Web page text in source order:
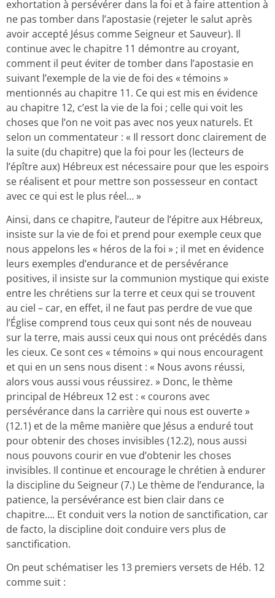
exhortation à persévérer dans la foi et à faire attention à
ne pas tomber dans l’apostasie (rejeter le salut après
avoir accepté Jésus comme Seigneur et Sauveur). Il
continue avec le chapitre 11 démontre au croyant,
comment il peut éviter de tomber dans l’apostasie en
suivant l’exemple de la vie de foi des « témoins »
mentionnés au chapitre 11. Ce qui est mis en évidence
au chapitre 12, c’est la vie de la foi ; celle qui voit les
choses que l’on ne voit pas avec nos yeux naturels. Et
selon un commentateur : « Il ressort donc clairement de
la suite (du chapitre) que la foi pour les (lecteurs de
l’épître aux) Hébreux est nécessaire pour que les espoirs
se réalisent et pour mettre son possesseur en contact
avec ce qui est le plus réel… »
Ainsi, dans ce chapitre, l’auteur de l’épitre aux Hébreux,
insiste sur la vie de foi et prend pour exemple ceux que
nous appelons les « héros de la foi » ; il met en évidence
leurs exemples d’endurance et de persévérance
positives, il insiste sur la communion mystique qui existe
entre les chrétiens sur la terre et ceux qui se trouvent
au ciel – car, en effet, il ne faut pas perdre de vue que
l’Église comprend tous ceux qui sont nés de nouveau
sur la terre, mais aussi ceux qui nous ont précédés dans
les cieux. Ce sont ces « témoins » qui nous encouragent
et qui en un sens nous disent : « Nous avons réussi,
alors vous aussi vous réussirez. » Donc, le thème
principal de Hébreux 12 est : « courons avec
persévérance dans la carrière qui nous est ouverte »
(12.1) et de la même manière que Jésus a enduré tout
pour obtenir des choses invisibles (12.2), nous aussi
nous pouvons courir en vue d’obtenir les choses
invisibles. Il continue et encourage le chrétien à endurer
la discipline du Seigneur (7.) Le thème de l’endurance, la
patience, la persévérance est bien clair dans ce
chapitre…. Et conduit vers la notion de sanctification, car
de facto, la discipline doit conduire vers plus de
sanctification.
On peut schématiser les 13 premiers versets de Héb. 12
comme suit :